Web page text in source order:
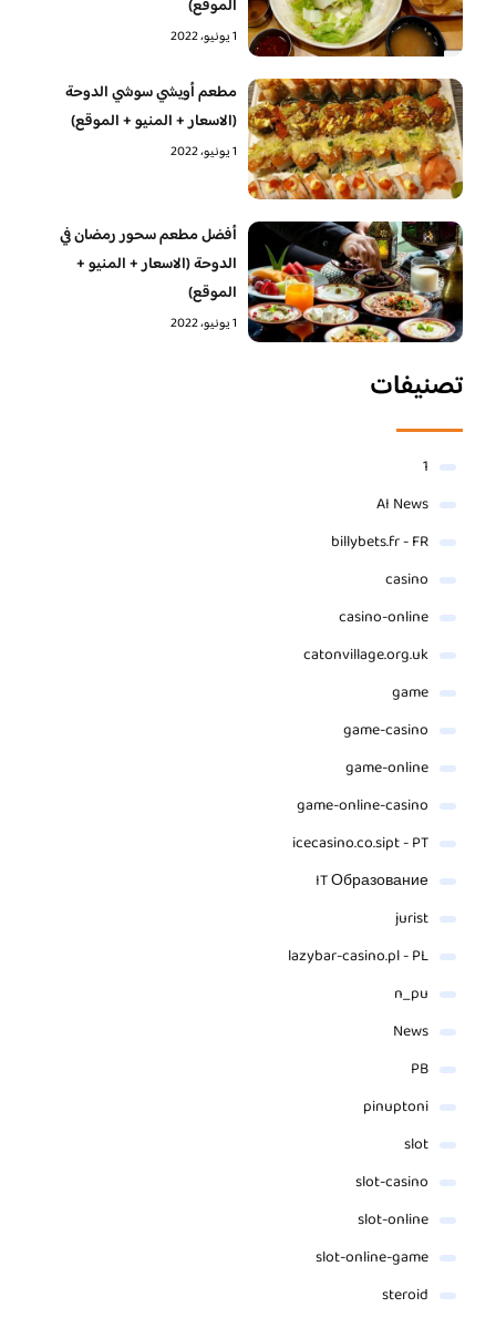
الموقع)
1 يونيو، 2022
مطعم أويشي سوشي الدوحة
(الاسعار + المنيو + الموقع)
1 يونيو، 2022
أفضل مطعم سحور رمضان في
الدوحة (الاسعار + المنيو +
الموقع)
1 يونيو، 2022
تصنيفات
1
AI News
billybets.fr - FR
casino
casino-online
catonvillage.org.uk
game
game-casino
game-online
game-online-casino
icecasino.co.sipt - PT
IT Образование
jurist
lazybar-casino.pl - PL
n_pu
News
PB
pinuptoni
slot
slot-casino
slot-online
slot-online-game
steroid